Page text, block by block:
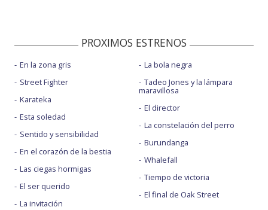
PROXIMOS ESTRENOS
En la zona gris
Street Fighter
Karateka
Esta soledad
Sentido y sensibilidad
En el corazón de la bestia
Las ciegas hormigas
El ser querido
La invitación
La bola negra
Tadeo Jones y la lámpara
maravillosa
El director
La constelación del perro
Burundanga
Whalefall
Tiempo de victoria
El final de Oak Street